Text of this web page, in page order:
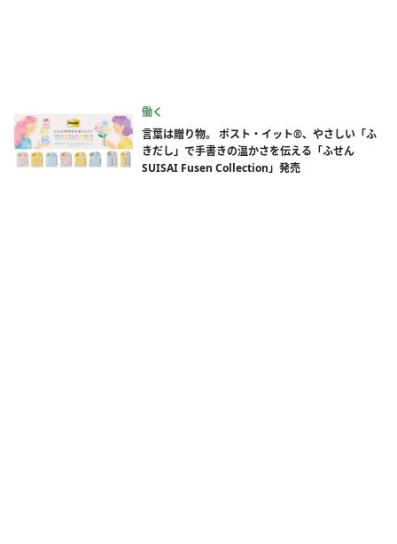
働く
言葉は贈り物。 ポスト・イット®、やさしい「ふ
きだし」で手書きの温かさを伝える「ふせん
SUISAI Fusen Collection」発売